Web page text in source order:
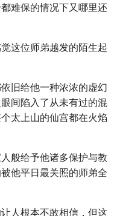
难保的情况下又哪里还
这位师弟越发的陌生起
旧给他一种浓浓的虚幻
间陷入了从未有过的混
太上山的仙宫都在火焰
般给予他诸多保护与教
他平日最关照的师弟全
人根本不敢相信，但这